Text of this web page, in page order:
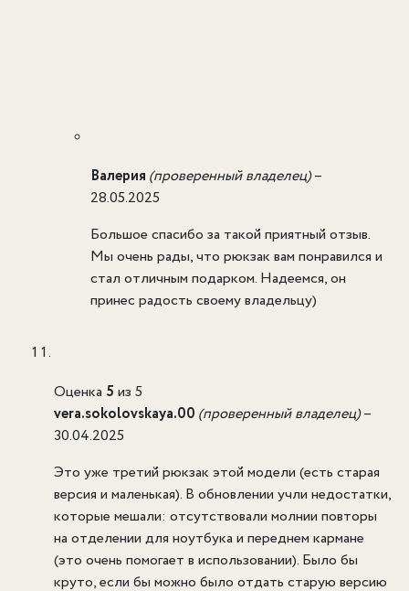
Валерия (проверенный владелец)–
28.05.2025
Большое спасибо за такой приятный отзыв.
Мы очень рады, что рюкзак вам понравился и
стал отличным подарком. Надеемся, он
принес радость своему владельцу)
Оценка 5 из 5
vera.sokolovskaya.00 (проверенный владелец)–
30.04.2025
Это уже третий рюкзак этой модели (есть старая
версия и маленькая). В обновлении учли недостатки,
которые мешали: отсутствовали молнии повторы
на отделении для ноутбука и переднем кармане
(это очень помогает в использовании). Было бы
круто, если бы можно было отдать старую версию